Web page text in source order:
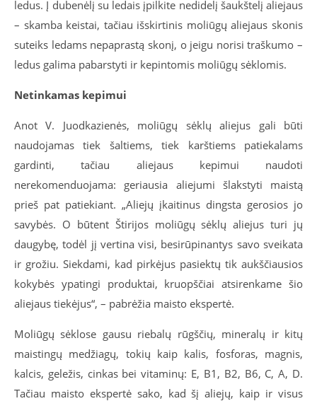
ledus. Į dubenėlį su ledais įpilkite nedidelį šaukštelį aliejaus
– skamba keistai, tačiau išskirtinis moliūgų aliejaus skonis
suteiks ledams nepaprastą skonį, o jeigu norisi traškumo –
ledus galima pabarstyti ir kepintomis moliūgų sėklomis.
Netinkamas kepimui
Anot V. Juodkazienės, moliūgų sėklų aliejus gali būti
naudojamas tiek šaltiems, tiek karštiems patiekalams
gardinti, tačiau aliejaus kepimui naudoti
nerekomenduojama: geriausia aliejumi šlakstyti maistą
prieš pat patiekiant. „Aliejų įkaitinus dingsta gerosios jo
savybės. O būtent Štirijos moliūgų sėklų aliejus turi jų
daugybę, todėl jį vertina visi, besirūpinantys savo sveikata
ir grožiu. Siekdami, kad pirkėjus pasiektų tik aukščiausios
kokybės ypatingi produktai, kruopščiai atsirenkame šio
aliejaus tiekėjus“, – pabrėžia maisto ekspertė.
Moliūgų sėklose gausu riebalų rūgščių, mineralų ir kitų
maistingų medžiagų, tokių kaip kalis, fosforas, magnis,
kalcis, geležis, cinkas bei vitaminų: E, B1, B2, B6, C, A, D.
Tačiau maisto ekspertė sako, kad šį aliejų, kaip ir visus